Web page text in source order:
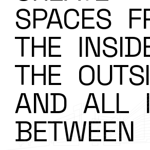
SPACES
THE
THE
AND ALL
BETWEEN